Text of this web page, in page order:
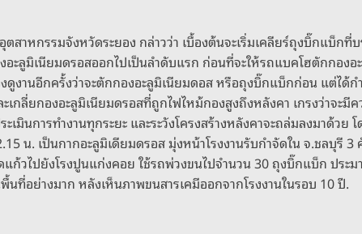
สาหกรรมจังหวัดระยอง กล่าวว่า เบื้องต้นจะเริ่มเคลียร์ถุงบิ๊กแบ็กที่
ะลูมิเนียมดรอสออกไปเป็นลำดับแรก ก่อนที่จะให้รถแบคโฮตักกองอ
ดูงานอีกครั้งว่าจะตักกองอะลูมิเนียมดอส หรือถุงบิ๊กแบ็กก่อน แต่ได้ก
เกลี่ยกองอะลูมิเนียมดรอสที่ถูกไฟไหม้กองสูงถึงหลังคา เกรงว่าจะมี
เมินการทำงานทุกระยะ และระวังโครงสร้างหลังคาจะถล่มลงมาด้วย
น. เป็นกากอะลูมิเดียมดรอส มุ่งหน้าโรงงานรับกำจัดใน จ.ชลบุรี
ก้วไปยังโรงปูนแก่งคอย ใช้รถพ่วงขนไปจำนวน 30 ถุงบิ๊กแบ็ก ประ
ที่อย่างมาก หลังเห็นภาพขนสารเคมีออกจากโรงงานในรอบ 10 ปี.